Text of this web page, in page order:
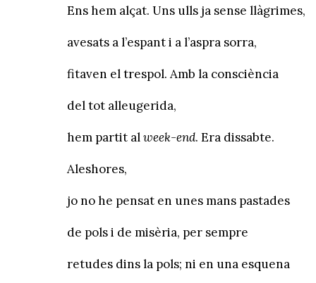
Ens hem alçat. Uns ulls ja sense llàgrimes,
avesats a l’espant i a l’aspra sorra,
fitaven el trespol. Amb la consciència
del tot alleugerida,
hem partit alweek-end. Era dissabte.
Aleshores,
jo no he pensat en unes mans pastades
de pols i de misèria, per sempre
retudes dins la pols; ni en una esquena